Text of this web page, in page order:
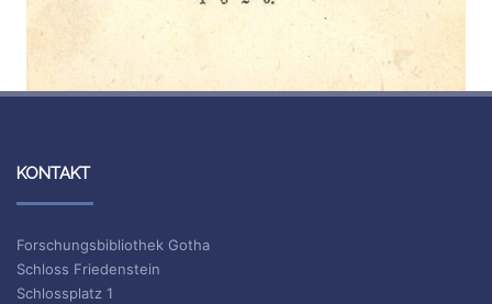
KONTAKT
Forschungsbibliothek Gotha
Schloss Friedenstein
Schlossplatz 1